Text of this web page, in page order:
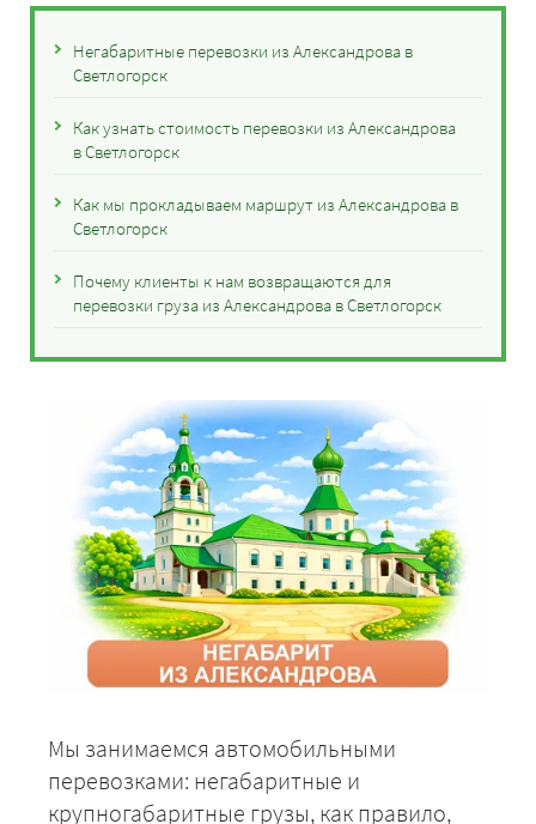
Негабаритные перевозки из Александрова в
Светлогорск
Как узнать стоимость перевозки из Александрова
в Светлогорск
Как мы прокладываем маршрут из Александрова в
Светлогорск
Почему клиенты к нам возвращаются для
перевозки груза из Александрова в Светлогорск
Мы занимаемся автомобильными
перевозками: негабаритные и
крупногабаритные грузы, как правило,